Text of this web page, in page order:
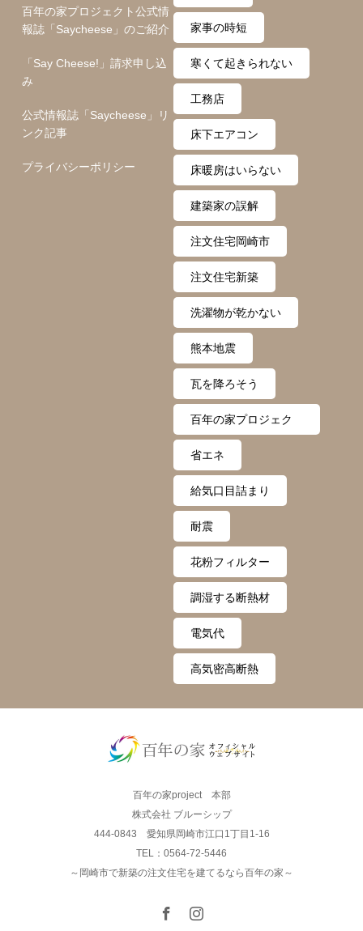
百年の家プロジェクト公式情
報誌「Saycheese」のご紹介
「Say Cheese!」請求申し込
み
公式情報誌「Saycheese」リ
ンク記事
プライバシーポリシー
家事の時短
寒くて起きられない
工務店
床下エアコン
床暖房はいらない
建築家の誤解
注文住宅岡崎市
注文住宅新築
洗濯物が乾かない
熊本地震
瓦を降ろそう
百年の家プロジェク
ト
省エネ
給気口目詰まり
耐震
花粉フィルター
調湿する断熱材
電気代
高気密高断熱
百年の家project 本部
株式会社 ブルーシップ
444-0843 愛知県岡崎市江口1丁目1-16
TEL：0564-72-5446
～岡崎市で新築の注文住宅を建てるなら百年の家～